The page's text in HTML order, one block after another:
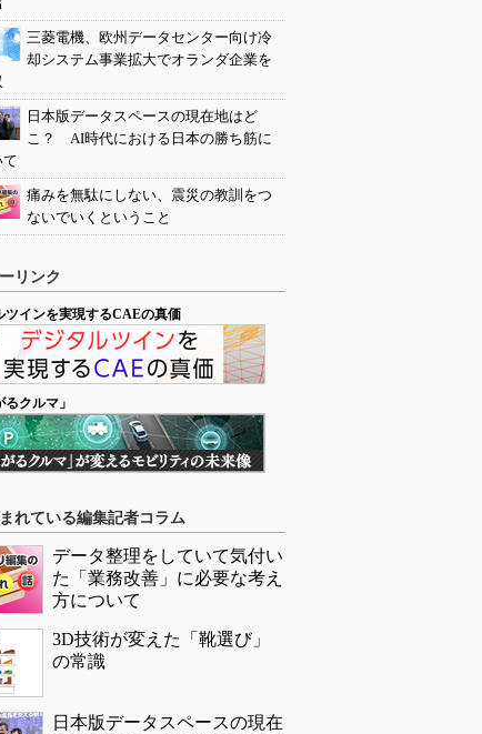
三菱電機、欧州データセンター向け冷
却システム事業拡大でオランダ企業を
日本版データスペースの現在地はど
こ？ AI時代における日本の勝ち筋に
て
痛みを無駄にしない、震災の教訓をつ
ないでいくということ
リンク
ツインを実現するCAEの真価
るクルマ」
れている編集記者コラム
データ整理をしていて気付い
た「業務改善」に必要な考え
方について
3D技術が変えた「靴選び」
の常識
日本版データスペースの現在